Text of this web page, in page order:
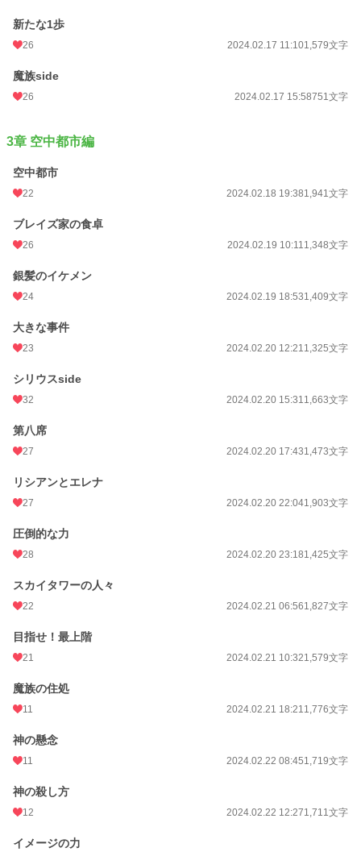
新たな1歩
26 2024.02.17 11:101,579文字
魔族side
26 2024.02.17 15:58751文字
3章 空中都市編
空中都市
22 2024.02.18 19:381,941文字
ブレイズ家の食卓
26 2024.02.19 10:111,348文字
銀髪のイケメン
24 2024.02.19 18:531,409文字
大きな事件
23 2024.02.20 12:211,325文字
シリウスside
32 2024.02.20 15:311,663文字
第八席
27 2024.02.20 17:431,473文字
リシアンとエレナ
27 2024.02.20 22:041,903文字
圧倒的な力
28 2024.02.20 23:181,425文字
スカイタワーの人々
22 2024.02.21 06:561,827文字
目指せ！最上階
21 2024.02.21 10:321,579文字
魔族の住処
11 2024.02.21 18:211,776文字
神の懸念
11 2024.02.22 08:451,719文字
神の殺し方
12 2024.02.22 12:271,711文字
イメージの力